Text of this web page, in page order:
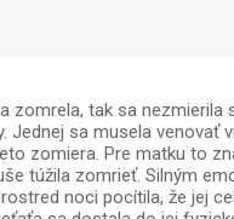
tak sa nezmierila
sa musela venovať
zomiera. Pre matku to
túžila zomrieť. Silným
noci pocítila, že jej